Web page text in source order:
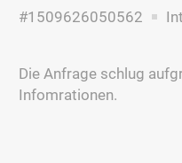
#1509626050562
Die Anfrage schlug
Infomrationen.